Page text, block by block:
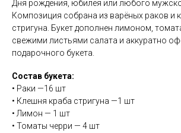
Дня рождения, юбилея или любого
Композиция собрана из варёных раков и
стригуна. Букет дополнен лимоном,
свежими листьями салата и аккуратно
подарочного букета.
Состав букета:
• Раки —16 шт
• Клешня краба стригуна —1 шт
• Лимон — 1 шт
• Томаты черри — 4 шт